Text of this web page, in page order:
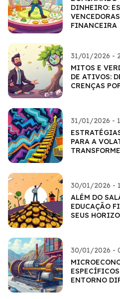
DINHEIRO:
FINANCEIRA
31/01/2026 -
MITOS E
DE ATIVOS:
CRENÇAS
31/01/2026 -
PARA A
30/01/2026 -
ALÉM DO
EDUCAÇÃO
SEUS
30/01/2026 -
ENTORNO